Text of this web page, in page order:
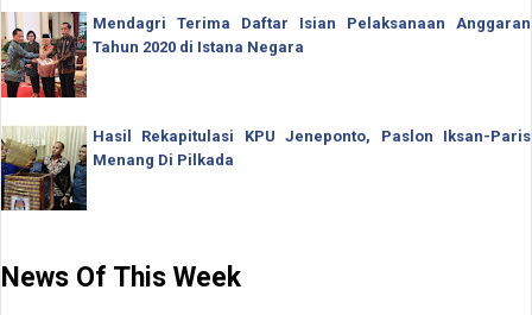
Mendagri Terima Daftar Isian Pelaksanaan Anggaran
Tahun 2020 di Istana Negara
Hasil Rekapitulasi KPU Jeneponto, Paslon Iksan-Paris
Menang Di Pilkada
News Of This Week